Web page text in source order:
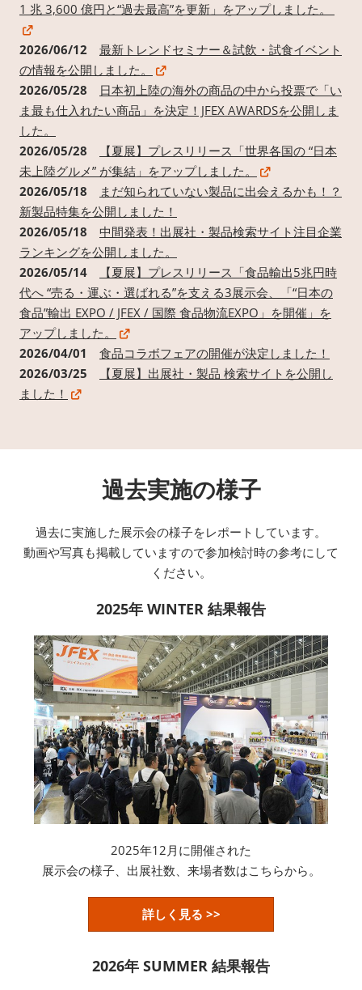
1 兆 3,600 億円と“過去最高”を更新」をアップしました。
2026/06/12 最新トレンドセミナー＆試飲・試食イベント
の情報を公開しました。
2026/05/28 日本初上陸の海外の商品の中から投票で「い
ま最も仕入れたい商品」を決定！JFEX AWARDSを公開しま
した。
2026/05/28
【夏展】プレスリリース「世界各国の “日本
未上陸グルメ” が集結」をアップしました。
2026/05/18
まだ知られていない製品に出会えるかも！？
新製品特集を公開しました！
2026/05/18
中間発表！出展社・製品検索サイト注目企業
ランキングを公開しました。
2026/05/14
【夏展】プレスリリース「食品輸出5兆円時
代へ “売る・運ぶ・選ばれる”を支える3展示会、「“日本の
食品”輸出 EXPO / JFEX / 国際 食品物流EXPO」を開催」を
アップしました。
2026/04/01 食品コラボフェアの開催が決定しました！
2026/03/25
【夏展】出展社・製品 検索サイトを公開し
ました！
過去実施の様子
過去に実施した展示会の様子をレポートしています。
動画や写真も掲載していますので参加検討時の参考にして
ください。
2025年 WINTER 結果報告
2025年12月に開催された
展示会の様子、出展社数、来場者数はこちらから。
詳しく見る >>
2026年 SUMMER 結果報告